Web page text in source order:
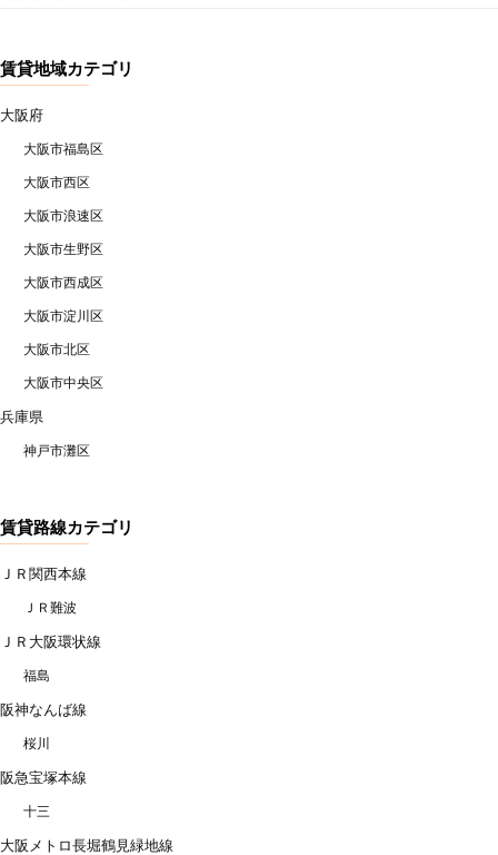
賃貸地域カテゴリ
大阪府
大阪市福島区
大阪市西区
大阪市浪速区
大阪市生野区
大阪市西成区
大阪市淀川区
大阪市北区
大阪市中央区
兵庫県
神戸市灘区
賃貸路線カテゴリ
ＪＲ関西本線
ＪＲ難波
ＪＲ大阪環状線
福島
阪神なんば線
桜川
阪急宝塚本線
十三
大阪メトロ長堀鶴見緑地線